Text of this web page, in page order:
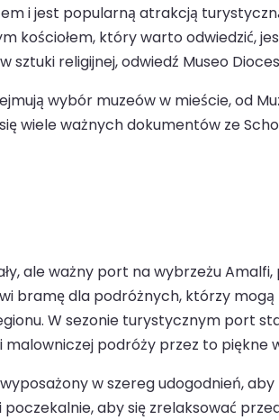
i jest popularną atrakcją
kościołem, który warto odwiedzić,
sztuki religijnej, odwiedź Museo
wybór muzeów w mieście, od
wiele ważnych dokumentów ze
ale ważny port na wybrzeżu Amalfi,
bramę dla podróżnych, którzy
W sezonie turystycznym port
malowniczej podróży przez to piękne
w szereg udogodnień,
aby się zrelaksować